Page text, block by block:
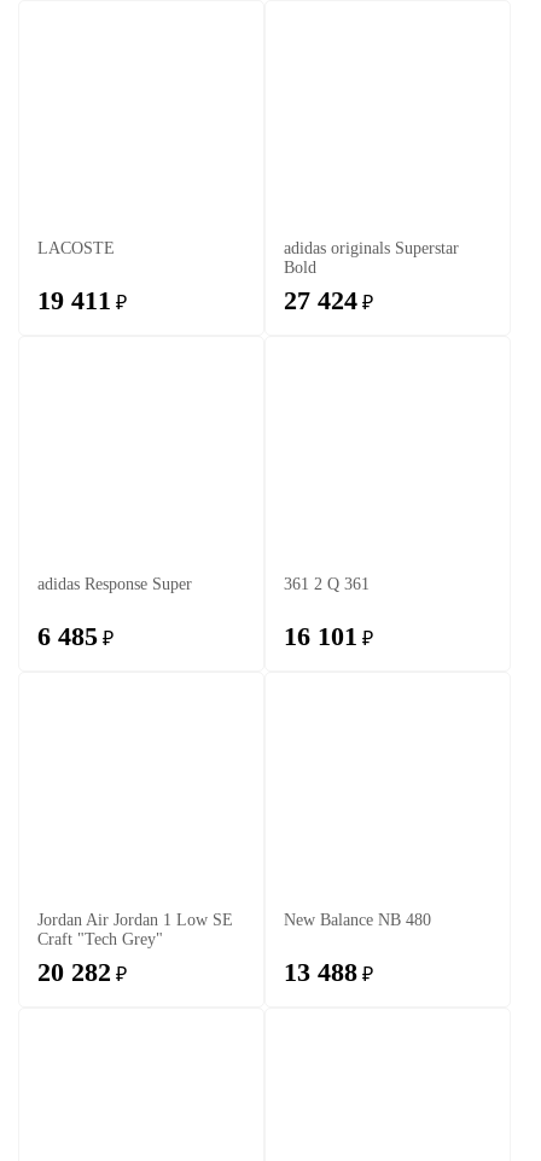
LACOSTE
19 411 ₽
adidas originals Superstar
Bold
27 424 ₽
adidas Response Super
6 485 ₽
361 2 Q 361
16 101 ₽
Jordan Air Jordan 1 Low SE
Craft "Tech Grey"
20 282 ₽
New Balance NB 480
13 488 ₽